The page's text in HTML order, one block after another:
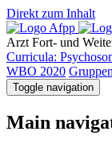
Direkt zum Inhalt
Arzt Fort- und
Curricula:
WBO 2020
Toggle navigation
Main